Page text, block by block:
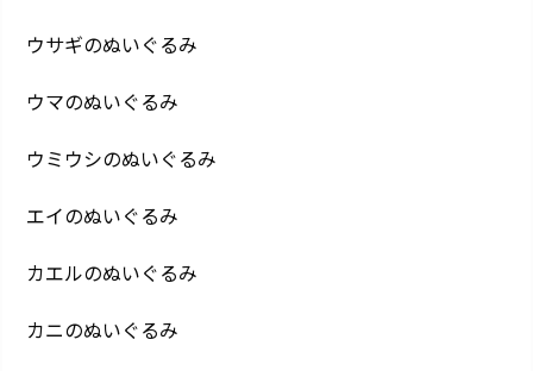
ウサギのぬいぐるみ
ウマのぬいぐるみ
ウミウシのぬいぐるみ
エイのぬいぐるみ
カエルのぬいぐるみ
カニのぬいぐるみ